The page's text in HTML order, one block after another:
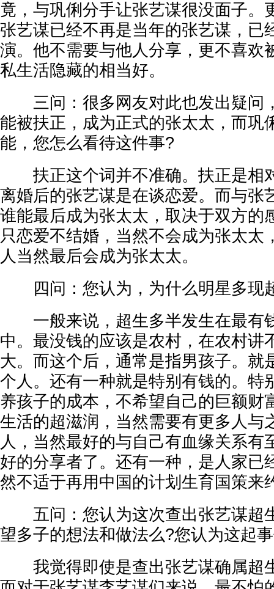
竟，与巩俐分手让张艺谋很没面子。
张艺谋已经不再是当年的张艺谋，已
演。他不需要与他人分享，更不喜欢
私生活隐藏的相当好。
三问：很多网友对此也发出疑问
能被扶正，成为正式的张太太，而巩
能，您怎么看待这件事?
扶正这个词并不准确。扶正是相
离婚后的张艺谋是在谈恋爱。而与张
谁能最后成为张太太，取决于双方的
只恋爱不结婚，当然不会成为张太太
人当然最后会成为张太太。
四问：您认为，为什么明星多现
一般来说，超生多半发生在最有
中。最没钱的应该是农村，在农村讲
大。而这个后，通常是指男孩子。就
个人。还有一种就是特别有钱的。特
养孩子的成本，不希望自己的巨额财
生活的超滋润，当然需要有更多人与
人，当然最好的与自己有血缘关系有
好的分享者了。还有一种，是人家已
然不适于再用中国的计划生育国策来
五问：您认为这次查出张艺谋超
望多子的想法和做法么?您认为这起
我觉得即使是查出张艺谋确属超